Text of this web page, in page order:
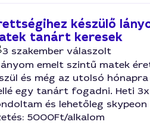
készülő
tanárt keresek
3 szakember válaszolt
emelt szintű matek
és még az utolsó
egy tanárt fogadni. Heti
és lehetőleg skypeon
5000Ft/alkalom